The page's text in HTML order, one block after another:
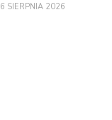
6 SIERPNIA 2026